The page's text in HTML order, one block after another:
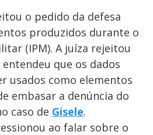
o pedido da defesa
produzidos durante o
(IPM). A juíza rejeitou
que os dados
usados como elementos
embasar a denúncia do
caso de Gisele.
ao falar sobre o